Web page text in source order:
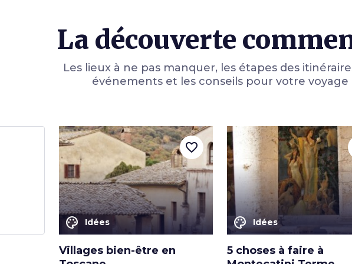
La découverte
Les lieux à ne pas manquer, les étapes des
événements et les conseils pour votre voyage
color_lens Idées
Villages bien-être en
favorite_border
color_lens Idées
5 choses à faire à